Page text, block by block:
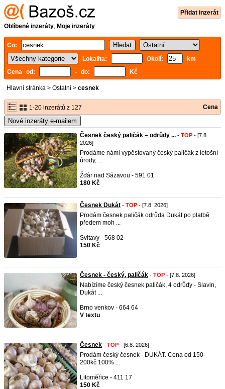
Přidat inzerát
Oblíbené inzeráty, Moje inzeráty
Co:
Lokalita:
Okolí:
km
Cena od:
- do: Kč
Hlavní stránka > Ostatní > cesnek
1-20 inzerátů z 127 Cena
Nové inzeráty e-mailem
Česnek český paličák – odrůdy ... - TOP - [7.8.
2026]
Prodáme námi vypěstovaný český paličák z letošní
úrody, ...
Žďár nad Sázavou - 591 01
180 Kč
Česnek Dukát - TOP - [7.8. 2026]
Prodám česnek paličák odrůda Dukát po platbě
předem moh ...
Svitavy - 568 02
150 Kč
Česnek - český, paličák - TOP - [7.8. 2026]
Nabízíme český česnek paličák, 4 odrůdy - Slavin,
Dukát ...
Brno venkov - 664 64
V textu
Česnek - TOP - [6.8. 2026]
Prodám český česnek - DUKÁT. Cena od 150-
200kč 100% ...
Litoměřice - 411 17
150 Kč